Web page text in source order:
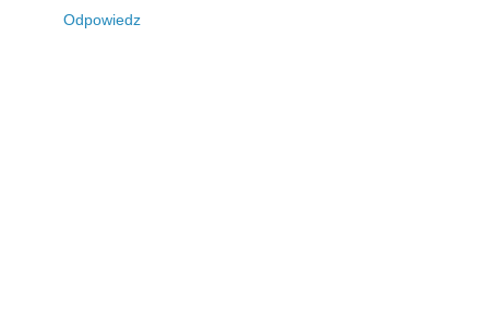
Odpowiedz